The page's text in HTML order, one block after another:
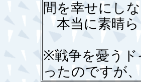
間を幸せにし
本当に素晴ら
※戦争を憂うド
ったのですが